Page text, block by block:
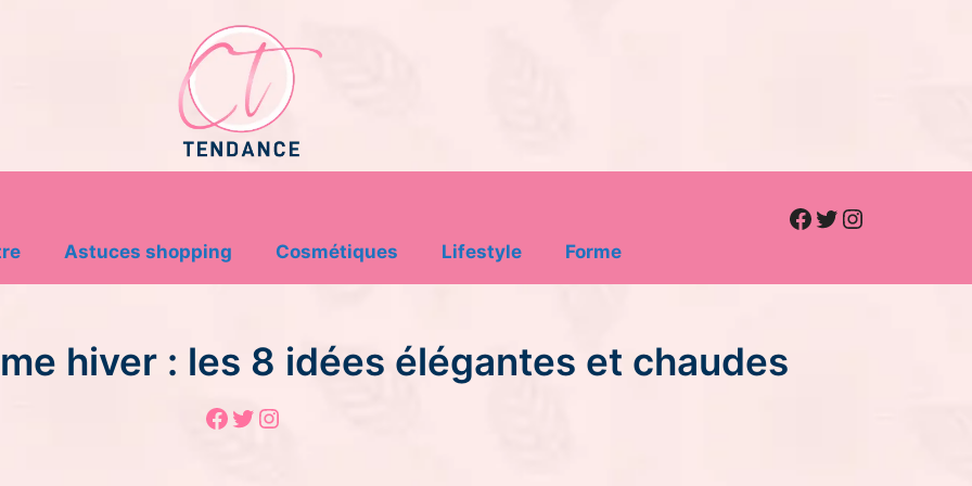
Astuces shopping Cosmétiques Lifestyle Forme
Facebook
Twitter
Instagram
hiver : les 8 idées élégantes et chaudes
Facebook
Twitter
Instagram